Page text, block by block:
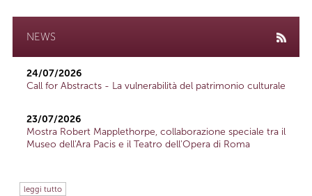
NEWS
24/07/2026
Call for Abstracts - La vulnerabilità del patrimonio culturale
23/07/2026
Mostra Robert Mapplethorpe, collaborazione speciale tra il
Museo dell'Ara Pacis e il Teatro dell'Opera di Roma
leggi tutto